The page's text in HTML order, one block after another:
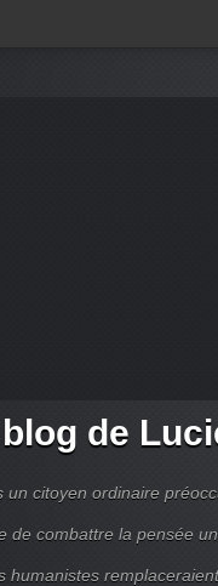
de
un citoyen ordinaire
de combattre la pensée
humanistes